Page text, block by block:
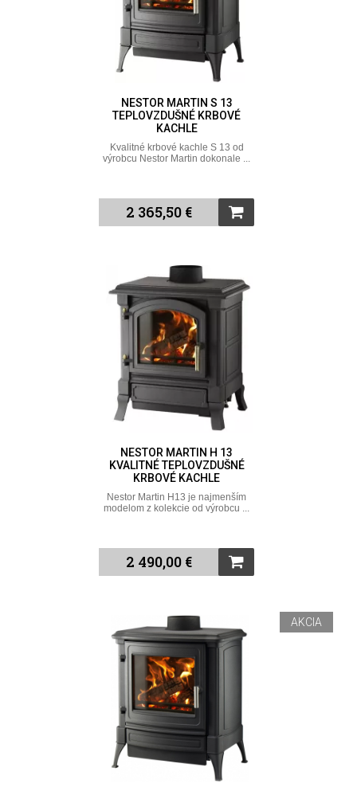
NESTOR MARTIN S 13
TEPLOVZDUŠNÉ KRBOVÉ
KACHLE
Kvalitné krbové kachle S 13 od
výrobcu Nestor Martin dokonale ...
2 365,50 €
NESTOR MARTIN H 13
KVALITNÉ TEPLOVZDUŠNÉ
KRBOVÉ KACHLE
Nestor Martin H13 je najmenším
modelom z kolekcie od výrobcu ...
2 490,00 €
AKCIA